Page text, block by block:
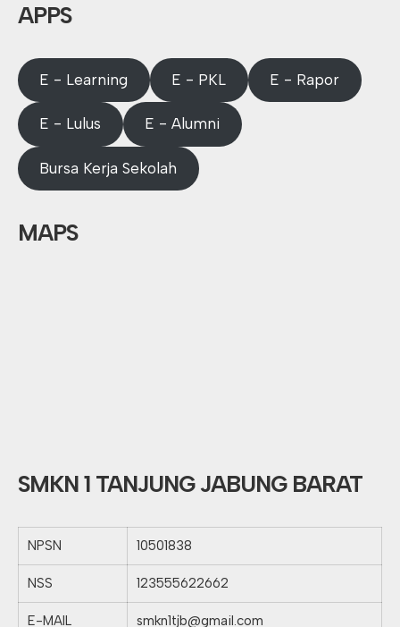
APPS
E - Learning E - PKL E - Rapor
E - Lulus E - Alumni
Bursa Kerja Sekolah
MAPS
SMKN 1 TANJUNG JABUNG BARAT
NPSN 10501838
NSS 123555622662
E-MAIL smkn1tjb@gmail.com